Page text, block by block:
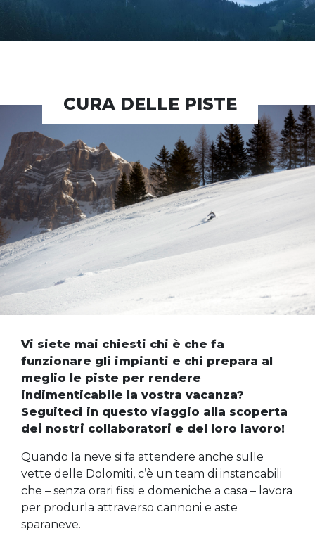
CURA DELLE PISTE
Vi siete mai chiesti chi è che fa
funzionare gli impianti e chi prepara al
meglio le piste per rendere
indimenticabile la vostra vacanza?
Seguiteci in questo viaggio alla scoperta
dei nostri collaboratori e del loro lavoro!
Quando la neve si fa attendere anche sulle
vette delle Dolomiti, c’è un team di instancabili
che – senza orari fissi e domeniche a casa – lavora
per produrla attraverso cannoni e aste
sparaneve.